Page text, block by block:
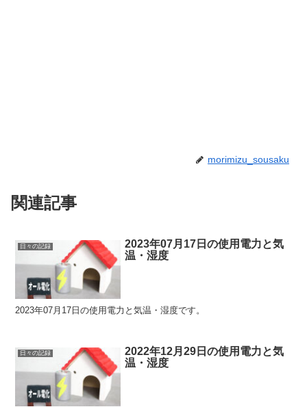
morimizu_sousaku
関連記事
日々の記録
2023年07月17日の使用電力と気
温・湿度
2023年07月17日の使用電力と気温・湿度です。
日々の記録
2022年12月29日の使用電力と気
温・湿度